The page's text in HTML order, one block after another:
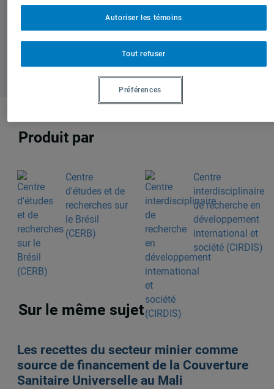
Produit par
Centre
d'études et de
recherches sur
le Brésil
(CERB)
Centre
interdisciplinaire
de recherche en
développement
international et
société (CIRDIS)
Sur le même sujet
Les recettes du secteur minier comme
source de financement de la Couverture
Sanitaire Universelle au Mali
Tout refuser
Autoriser les témoins
Préférences